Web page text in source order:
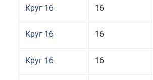
Круг 16 16
Круг 16 16
Круг 16 16